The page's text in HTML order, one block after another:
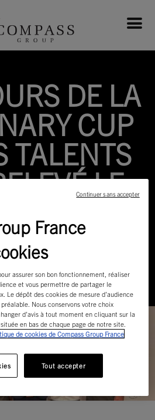
DE LA
CUP
TALENTS
LE
AU
!
Concours de la « Culinary Cup » : nos
!
France
assurer son bon fonctionnement, réaliser
et vous permettre de partager le
Le dépôt des cookies de mesure d’audience
Nous conservons votre choix
d’avis à tout moment en cliquant sur la
en bas de chaque page de notre site.
de cookies de Compass Group France
Tout accepter
Continuer sans accepter